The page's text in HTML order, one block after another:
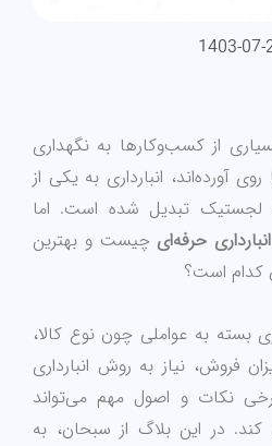
1403-07-
از کسب‌وکارها به نگهداری
آورده‌اند، انبارداری به یکی از
تبدیل شده است. اما
حرفه‌ای چیست و بهترین
کدام است؟
به عواملی چون نوع کالا،
فروش، نیاز به روش انبارداری
نکات و اصول مهم می‌تواند
کند. در این بلاگ از سبحان، به